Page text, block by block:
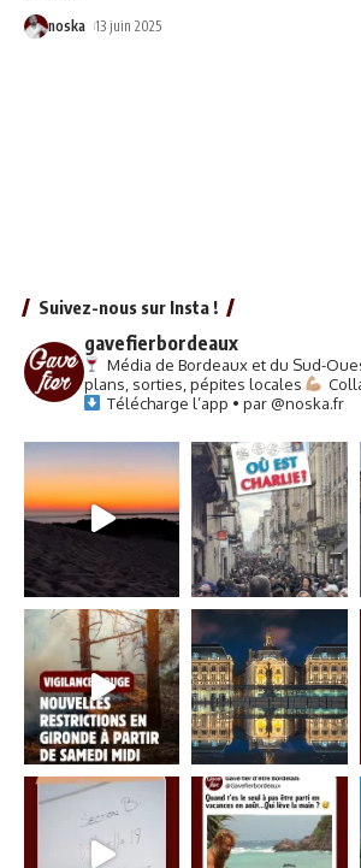
noska 13 juin 2025
Suivez-nous sur Insta !
gavefierbordeaux
Média de Bordeaux et du Sud-
plans, sorties, pépites locales
Télécharge l’app • par @noska.fr